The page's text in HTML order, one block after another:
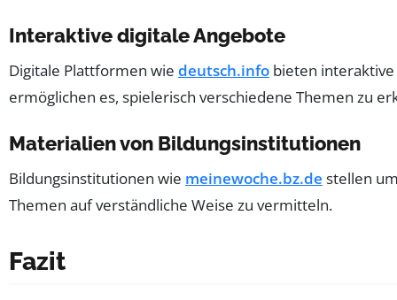
Interaktive digitale Angebote
Digitale Plattformen wie deutsch.info bieten
ermöglichen es, spielerisch verschiedene Themen zu
Materialien von Bildungsinstitutionen
Bildungsinstitutionen wie meinewoche.bz.de stellen
Themen auf verständliche Weise zu vermitteln.
Fazit